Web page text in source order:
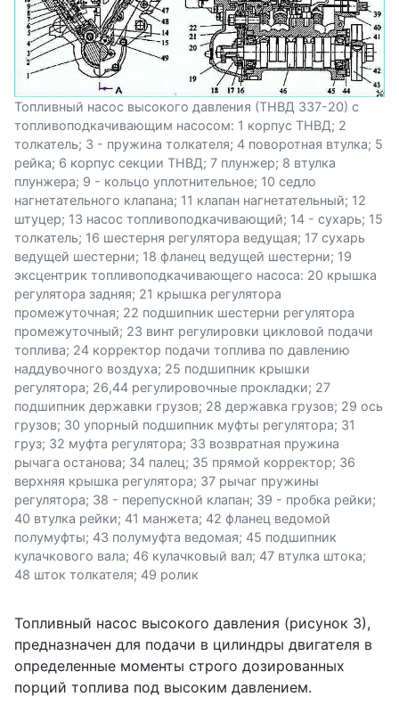
Топливный насос высокого давления (ТНВД 337-20) с
топливоподкачивающим насосом: 1 корпус ТНВД; 2
толкатель; 3 - пружина толкателя; 4 поворотная втулка; 5
рейка; 6 корпус секции ТНВД; 7 плунжер; 8 втулка
плунжера; 9 - кольцо уплотнительное; 10 седло
нагнетательного клапана; 11 клапан нагнетательный; 12
штуцер; 13 насос топливоподкачивающий; 14 - сухарь; 15
толкатель; 16 шестерня регулятора ведущая; 17 сухарь
ведущей шестерни; 18 фланец ведущей шестерни; 19
эксцентрик топливоподкачивающего насоса: 20 крышка
регулятора задняя; 21 крышка регулятора
промежуточная; 22 подшипник шестерни регулятора
промежуточный; 23 винт регулировки цикловой подачи
топлива; 24 корректор подачи топлива по давлению
наддувочного воздуха; 25 подшипник крышки
регулятора; 26,44 регулировочные прокладки; 27
подшипник державки грузов; 28 державка грузов; 29 ось
грузов; 30 упорный подшипник муфты регулятора; 31
груз; 32 муфта регулятора; 33 возвратная пружина
рычага останова; 34 палец; 35 прямой корректор; 36
верхняя крышка регулятора; 37 рычаг пружины
регулятора; 38 - перепускной клапан; 39 - пробка рейки;
40 втулка рейки; 41 манжета; 42 фланец ведомой
полумуфты; 43 полумуфта ведомая; 45 подшипник
кулачкового вала; 46 кулачковый вал; 47 втулка штока;
48 шток толкателя; 49 ролик
Топливный насос высокого давления (рисунок 3),
предназначен для подачи в цилиндры двигателя в
определенные моменты строго дозированных
порций топлива под высоким давлением.